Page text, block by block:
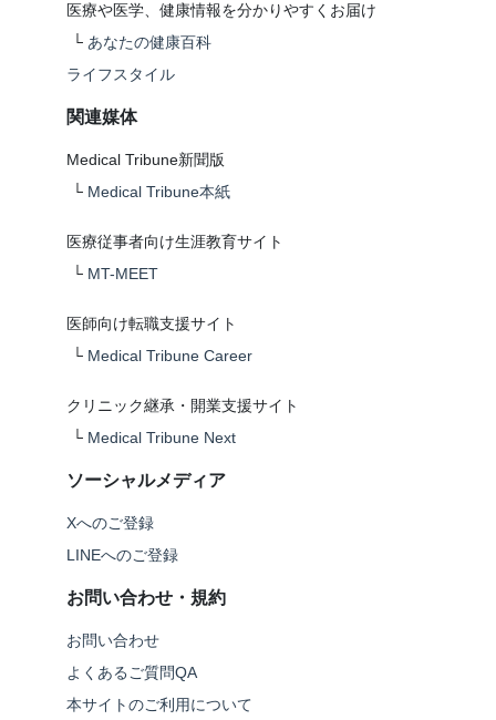
医療や医学、健康情報を分かりやすくお届け
└ あなたの健康百科
ライフスタイル
関連媒体
Medical Tribune新聞版
└ Medical Tribune本紙
医療従事者向け生涯教育サイト
└ MT-MEET
医師向け転職支援サイト
└ Medical Tribune Career
クリニック継承・開業支援サイト
└ Medical Tribune Next
ソーシャルメディア
Xへのご登録
LINEへのご登録
お問い合わせ・規約
お問い合わせ
よくあるご質問QA
本サイトのご利用について